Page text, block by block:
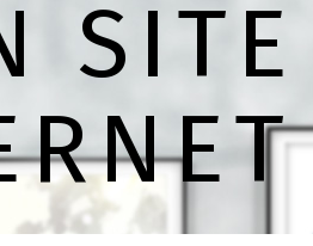
SITE